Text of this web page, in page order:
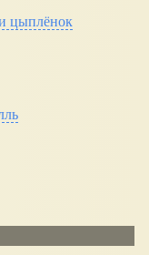
цыплёнок